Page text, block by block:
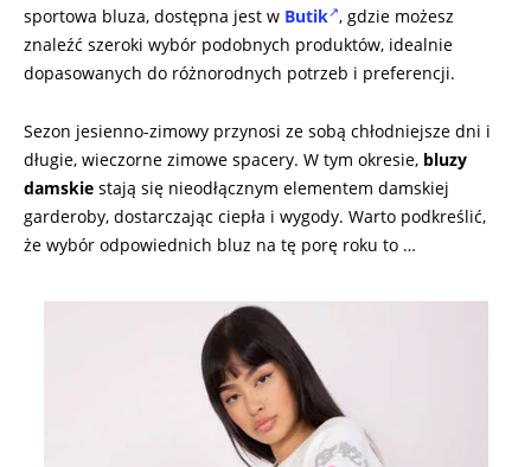
sportowa bluza, dostępna jest w Butik , gdzie możesz
znaleźć szeroki wybór podobnych produktów, idealnie
dopasowanych do różnorodnych potrzeb i preferencji.
Sezon jesienno-zimowy przynosi ze sobą chłodniejsze dni i
długie, wieczorne zimowe spacery. W tym okresie, bluzy
damskie stają się nieodłącznym elementem damskiej
garderoby, dostarczając ciepła i wygody. Warto podkreślić,
że wybór odpowiednich bluz na tę porę roku to …